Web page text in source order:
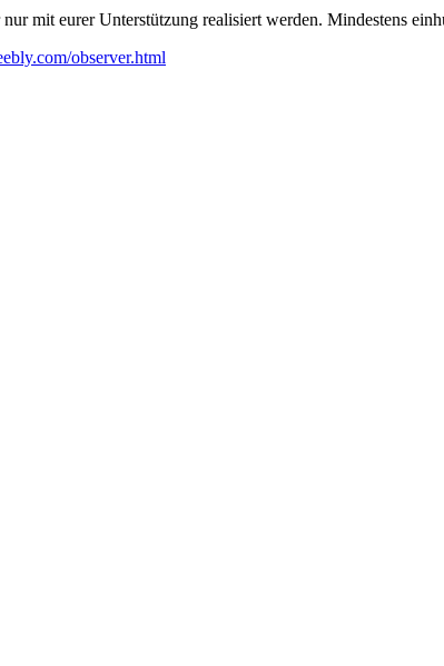
mit eurer Unterstützung realisiert werden. Mindestens
observer.html